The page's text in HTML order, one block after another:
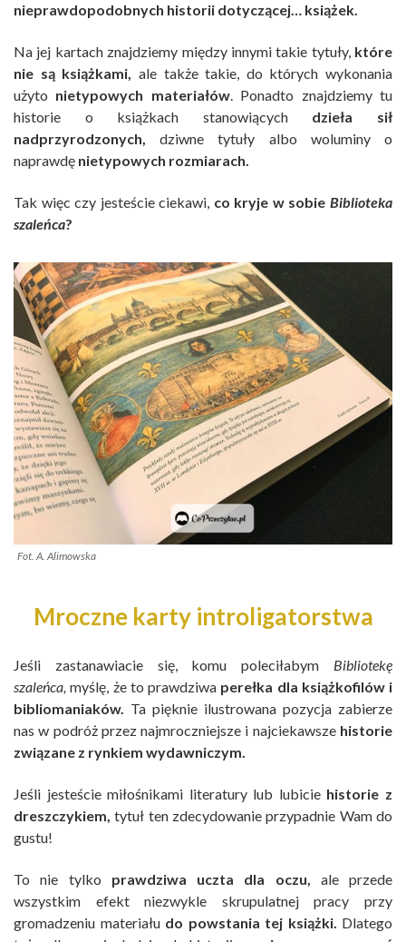
nieprawdopodobnych historii dotyczącej… książek.
Na jej kartach znajdziemy między innymi takie tytuły, które
nie są książkami, ale także takie, do których wykonania
użyto nietypowych materiałów. Ponadto znajdziemy tu
historie o książkach stanowiących dzieła sił
nadprzyrodzonych, dziwne tytuły albo woluminy o
naprawdę nietypowych rozmiarach.
Tak więc czy jesteście ciekawi, co kryje w sobieBiblioteka
szaleńca?
Fot. A. Alimowska
Mroczne karty introligatorstwa
Jeśli zastanawiacie się, komu poleciłabym Bibliotekę
szaleńca, myślę, że to prawdziwa perełka dla książkofilów i
bibliomaniaków. Ta pięknie ilustrowana pozycja zabierze
nas w podróż przez najmroczniejsze i najciekawsze historie
związane z rynkiem wydawniczym.
Jeśli jesteście miłośnikami literatury lub lubicie historie z
dreszczykiem, tytuł ten zdecydowanie przypadnie Wam do
gustu!
To nie tylko prawdziwa uczta dla oczu, ale przede
wszystkim efekt niezwykle skrupulatnej pracy przy
gromadzeniu materiału do powstania tej książki. Dlatego